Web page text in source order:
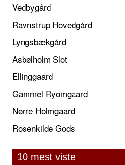
Vedbygård
Ravnstrup Hovedgård
Lyngsbækgård
Asbølholm Slot
Ellinggaard
Gammel Ryomgaard
Nørre Holmgaard
Rosenkilde Gods
10 mest viste